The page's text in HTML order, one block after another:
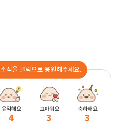
식을 클릭으로 응원해주세요.
유익해요
4
고마워요
3
축하해요
3